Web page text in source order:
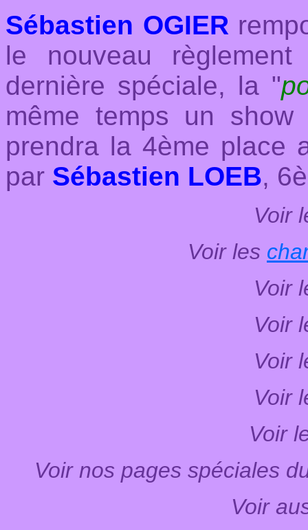
Sébastien OGIER
le nouveau
dernière spéciale, la "
même temps un
prendra la 4ème place
par Sébastien LOEB,
Voir
Voir les
Voir
Voir
Voir
Voir
Voir
Voir nos pages spéciales
Voir